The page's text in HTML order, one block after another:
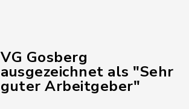
VG Gosberg
ausgezeichnet als "Sehr
guter Arbeitgeber"